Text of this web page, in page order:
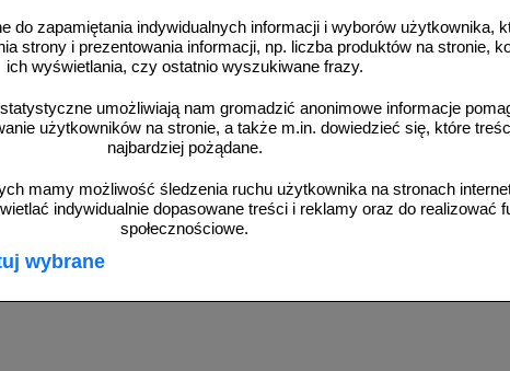
do zapamiętania indywidualnych informacji i wyborów użytkownika,
strony i prezentowania informacji, np. liczba produktów na stronie,
ich wyświetlania, czy ostatnio wyszukiwane frazy.
umożliwiają nam gromadzić anonimowe informacje
użytkowników na stronie, a także m.in. dowiedzieć się, które
najbardziej pożądane.
mamy możliwość śledzenia ruchu użytkownika na stronach
indywidualnie dopasowane treści i reklamy oraz do realizować
społecznościowe.
wybrane
BAF002
od 1,93 zł
BAF016
Koc gaśniczy - znak